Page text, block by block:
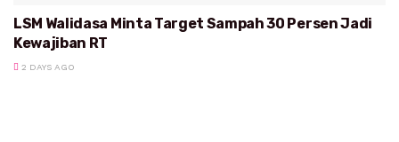
LSM Walidasa Minta Target Sampah 30 Persen Jadi
Kewajiban RT
2 DAYS AGO